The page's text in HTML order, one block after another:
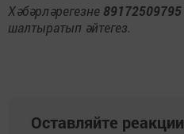
Хәбәрләрегезне 89172509795
шалтыратып әйтегез.
Оставляйте реакции